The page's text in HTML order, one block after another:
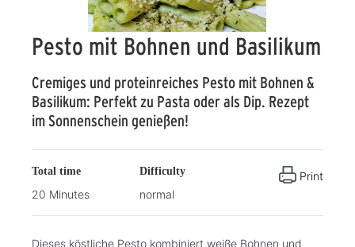
Pesto mit Bohnen und Basilikum
Cremiges und proteinreiches Pesto mit Bohnen &
Basilikum: Perfekt zu Pasta oder als Dip. Rezept
im Sonnenschein genießen!
Total time
20 Minutes
Difficulty
normal
Print
Dieses köstliche Pesto kombiniert weiße Bohnen und